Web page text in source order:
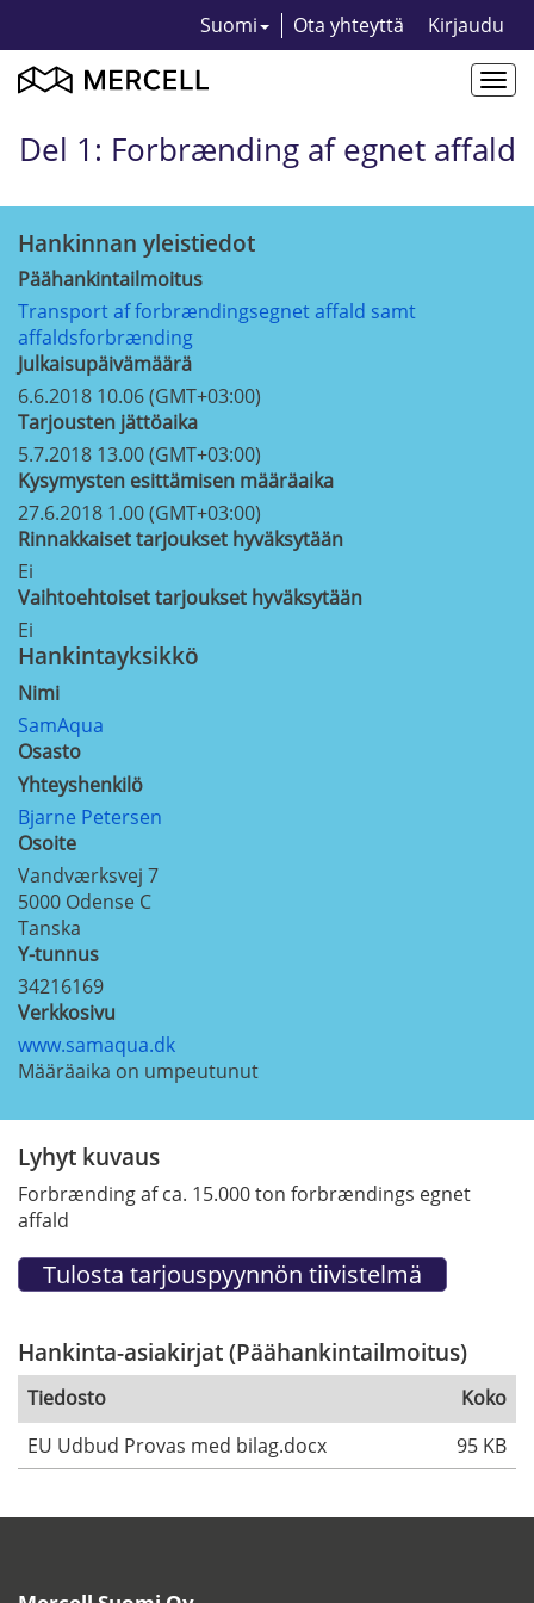
Suomi Ota yhteyttä Kirjaudu
Del 1: Forbrænding af egnet affald
Hankinnan yleistiedot
Päähankintailmoitus
Transport af forbrændingsegnet affald samt
affaldsforbrænding
Julkaisupäivämäärä
6.6.2018 10.06 (GMT+03:00)
Tarjousten jättöaika
5.7.2018 13.00 (GMT+03:00)
Kysymysten esittämisen määräaika
27.6.2018 1.00 (GMT+03:00)
Rinnakkaiset tarjoukset hyväksytään
Ei
Vaihtoehtoiset tarjoukset hyväksytään
Ei
Hankintayksikkö
Nimi
SamAqua
Osasto
Yhteyshenkilö
Bjarne Petersen
Osoite
Vandværksvej 7
5000 Odense C
Tanska
Y-tunnus
34216169
Verkkosivu
www.samaqua.dk
Määräaika on umpeutunut
Lyhyt kuvaus
Forbrænding af ca. 15.000 ton forbrændings egnet
affald
Hankinta-asiakirjat (Päähankintailmoitus)
Tiedosto
Koko
EU Udbud Provas med bilag.docx
95 KB